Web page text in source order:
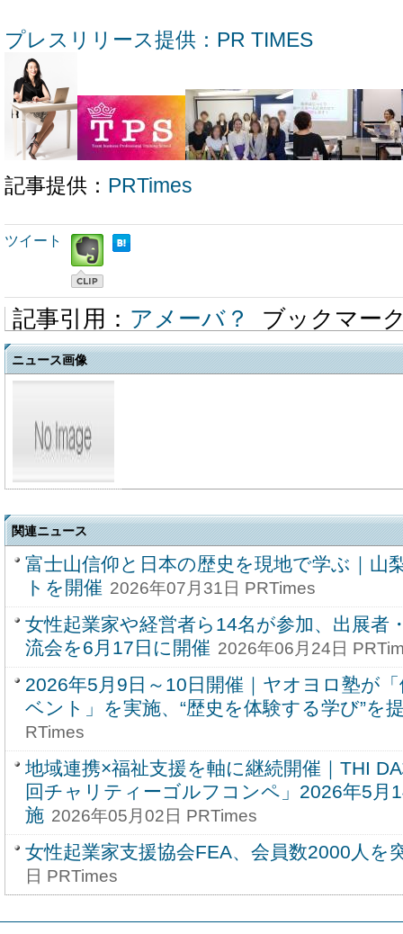
プレスリリース提供：PR TIMES
記事提供： PRTimes
ツイート
記事引用： アメーバ？ ブックマー
ニュース画像
関連ニュース
富士山信仰と日本の歴史を現地で学ぶ｜山
トを開催 2026年07月31日 PRTimes
女性起業家や経営者ら14名が参加、出展者
流会を6月17日に開催 2026年06月24日
2026年5月9日～10日開催｜ヤオヨロ塾が
ベント」を実施、“歴史を体験する学び”を
RTimes
地域連携×福祉支援を軸に継続開催｜THI
回チャリティーゴルフコンペ」2026年5月
施 2026年05月02日 PRTimes
女性起業家支援協会FEA、会員数2000人を
日 PRTimes